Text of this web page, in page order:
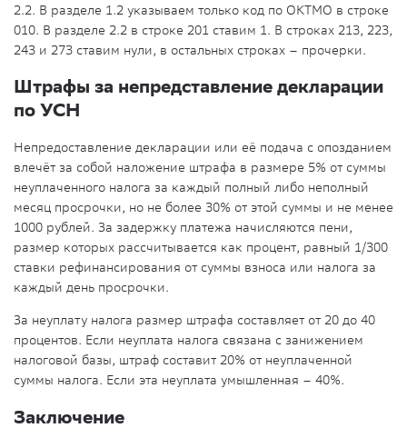
2.2. В разделе 1.2 указываем только код по ОКТМО в строке
010. В разделе 2.2 в строке 201 ставим 1. В строках 213, 223,
243 и 273 ставим нули, в остальных строках – прочерки.
Штрафы за непредставление декларации
по УСН
Непредоставление декларации или её подача с опозданием
влечёт за собой наложение штрафа в размере 5% от суммы
неуплаченного налога за каждый полный либо неполный
месяц просрочки, но не более 30% от этой суммы и не менее
1000 рублей. За задержку платежа начисляются пени,
размер которых рассчитывается как процент, равный 1/300
ставки рефинансирования от суммы взноса или налога за
каждый день просрочки.
За неуплату налога размер штрафа составляет от 20 до 40
процентов. Если неуплата налога связана с занижением
налоговой базы, штраф составит 20% от неуплаченной
суммы налога. Если эта неуплата умышленная – 40%.
Заключение